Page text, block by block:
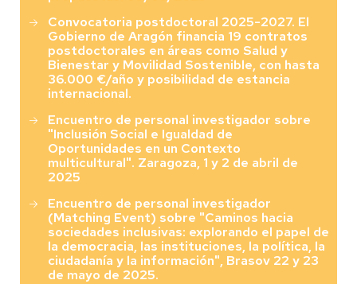
Convocatoria postdoctoral 2025-2027. El
Gobierno de Aragón financia 19 contratos
postdoctorales en áreas como Salud y
Bienestar y Movilidad Sostenible, con hasta
36.000 €/año y posibilidad de estancia
internacional.
Encuentro de personal investigador sobre
"Inclusión Social e Igualdad de
Oportunidades en un Contexto
multicultural". Zaragoza, 1 y 2 de abril de
2025
Encuentro de personal investigador
(Matching Event) sobre "Caminos hacia
sociedades inclusivas: explorando el papel de
la democracia, las instituciones, la política, la
ciudadanía y la información", Brasov 22 y 23
de mayo de 2025.